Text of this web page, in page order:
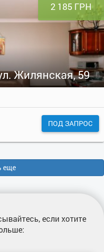
2 185 ГРН
Жилянская, 59
ПОД ЗАПРОС
еще
если хотите